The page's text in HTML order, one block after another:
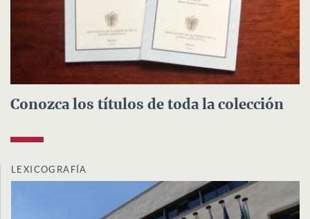
Conozca los títulos de toda la colección
LEXICOGRAFÍA